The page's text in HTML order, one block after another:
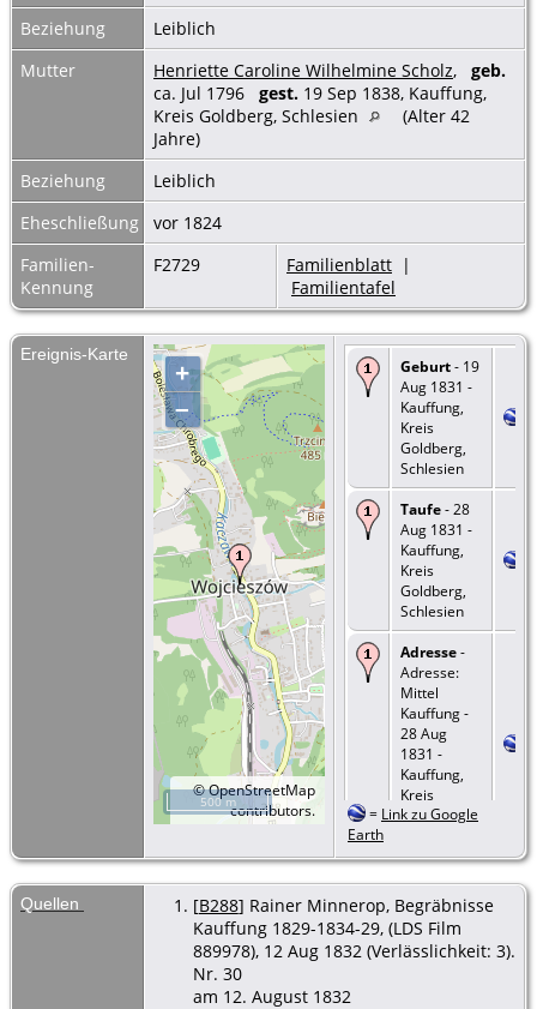
Beziehung
Leiblich
Mutter
Henriette Caroline Wilhelmine Scholz, geb.
ca. Jul 1796 gest. 19 Sep 1838, Kauffung,
Kreis Goldberg, Schlesien
(Alter 42
Jahre)
Beziehung
Leiblich
Eheschließung
vor 1824
Familien-
Kennung
F2729 Familienblatt |
Familientafel
Ereignis-Karte
+
–
©OpenStreetMap
contributors.
500 m
Geburt- 19
Aug 1831 -
Kauffung,
Kreis
Goldberg,
Schlesien
Taufe- 28
Aug 1831 -
Kauffung,
Kreis
Goldberg,
Schlesien
Adresse-
Adresse:
Mittel
Kauffung -
28 Aug
1831 -
Kauffung,
Kreis
Goldberg,
Aug 1832 -
Kauffung,
Kreis
Goldberg,
= Link zu Google
Earth
Quellen [B288] Rainer Minnerop, Begräbnisse
Kauffung 1829-1834-29, (LDS Film
889978), 12 Aug 1832 (Verlässlichkeit: 3).
Nr. 30
am 12. August 1832